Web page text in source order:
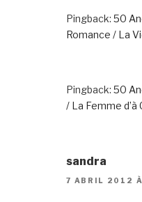
Pingback: 50
Romance / La
Pingback: 50
/ La Femme d’à
sandra
7 ABRIL 2012